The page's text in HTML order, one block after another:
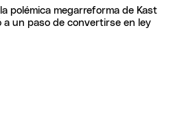
polémica megarreforma de Kast
a un paso de convertirse en ley